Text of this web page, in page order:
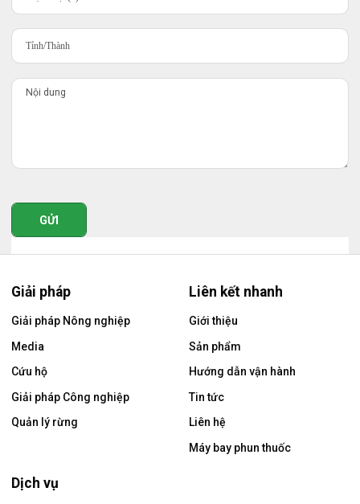
GỬI
Giải pháp
Giải pháp Nông nghiệp
Media
Cứu hộ
Giải pháp Công nghiệp
Quản lý rừng
Dịch vụ
Liên kết nhanh
Giới thiệu
Sản phẩm
Hướng dẫn vận hành
Tin tức
Liên hệ
Máy bay phun thuốc